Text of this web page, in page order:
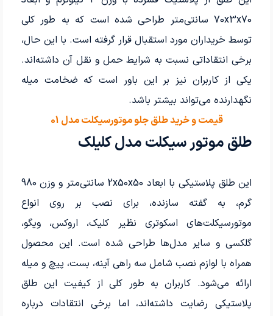
70x3x70 سانتی‌متر طراحی شده است که به طور کلی
توسط خریداران مورد استقبال قرار گرفته است. با این حال،
برخی انتقاداتی نسبت به شرایط حمل و نقل آن داشته‌اند.
یکی از کاربران نیز بر این باور است که ضخامت میله
نگهدارنده می‌تواند بیشتر باشد.
قیمت و خرید طلق جلو موتورسیکلت مدل 01
طلق موتور سیکلت مدل کلیلک
این طلق پلاستیکی با ابعاد 2x50x50 سانتی‌متر و وزن 980
گرم، به گفته سازنده، برای نصب بر روی انواع
موتورسیکلت‌های اسکوتری نظیر کلیک، اروکس، ویگو،
گلکسی و سایر مدل‌ها طراحی شده است. این محصول
همراه با لوازم نصب شامل سه راهی آینه، بست، پیچ و میله
ارائه می‌شود. کاربران به طور کلی از کیفیت این طلق
پلاستیکی رضایت داشته‌اند، اما برخی انتقادات درباره